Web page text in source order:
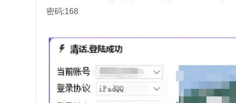
密码:168